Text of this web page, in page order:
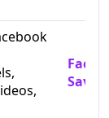
Saver